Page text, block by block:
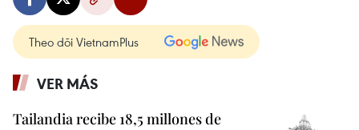
Theo dõi VietnamPlus
VER MÁS
Tailandia recibe 18,5 millones de